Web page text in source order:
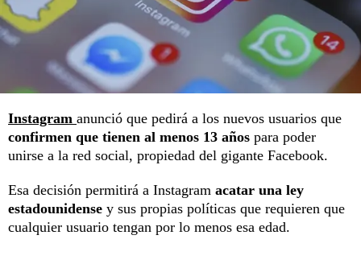
Instagram anunció que pedirá a los nuevos usuarios que
confirmen que tienen al menos 13 años para poder
unirse a la red social, propiedad del gigante Facebook.
Esa decisión permitirá a Instagram acatar una ley
estadounidense y sus propias políticas que requieren que
cualquier usuario tengan por lo menos esa edad.